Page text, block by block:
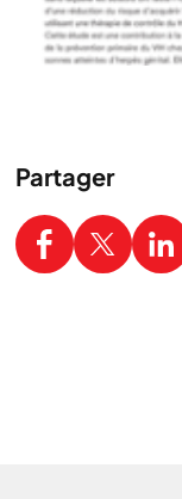
Partager